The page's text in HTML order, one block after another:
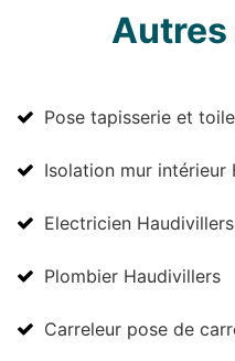
Pose tapisserie et
Isolation mur intérieur
Electricien Haudivillers
Plombier Haudivillers
Carreleur pose de